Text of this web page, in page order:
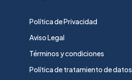
Política de Privacidad
Aviso Legal
Términos y condiciones
Política de tratamiento de datos